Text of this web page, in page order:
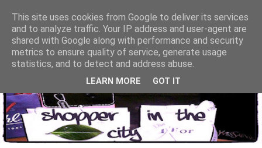
This site uses cookies from Google to deliver its services
and to analyze traffic. Your IP address and user-agent are
shared with Google along with performance and security
metrics to ensure quality of service, generate usage
statistics, and to detect and address abuse.
LEARN MORE GOT IT